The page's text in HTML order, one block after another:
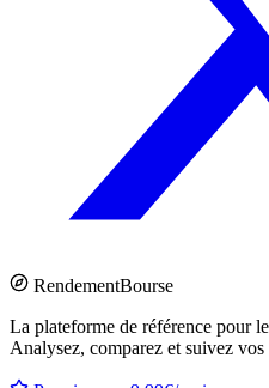
RendementBourse
La plateforme de référence pour
Analysez, comparez et suivez